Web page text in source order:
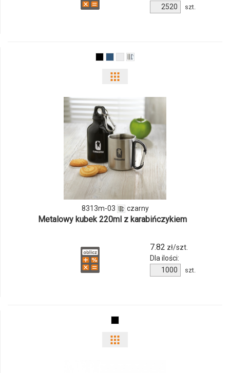
Ilość
produktu
szt.
odmiany
ilości
produktu
8313m-
03
8313m-03 czarny
Metalowy kubek 220ml z karabińczykiem
7.82 zł/szt.
Dla ilości:
Ilość
produktu
szt.